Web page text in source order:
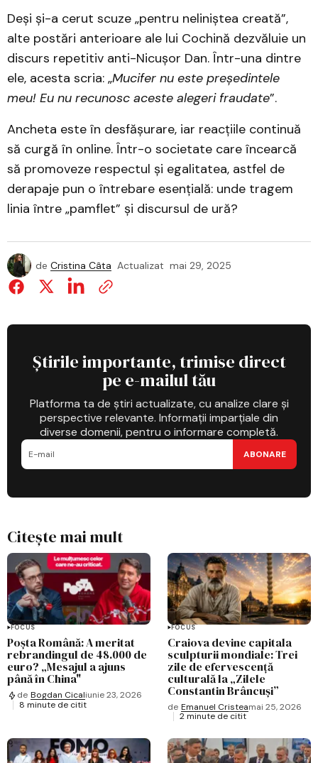
Deși și-a cerut scuze „pentru neliniștea creată”,
alte postări anterioare ale lui Cochină dezvăluie un
discurs repetitiv anti-Nicușor Dan. Într-una dintre
ele, acesta scria: „Mucifer nu este președintele
meu! Eu nu recunosc aceste alegeri fraudate”.
Ancheta este în desfășurare, iar reacțiile continuă
să curgă în online. Într-o societate care încearcă
să promoveze respectul și egalitatea, astfel de
derapaje pun o întrebare esențială: unde tragem
linia între „pamflet” și discursul de ură?
de Cristina Câta Actualizat mai 29, 2025
Știrile importante, trimise direct
pe e-mailul tău
Platforma ta de știri actualizate, cu analize clare și
perspective relevante. Informații imparțiale din
diverse domenii, pentru o informare completă.
ABONARE
Citește mai mult
FOCUS
Poșta Română: A meritat
rebrandingul de 48.000 de
euro? „Mesajul a ajuns
până în China"
de Bogdan Cicaliunie 23, 2026
8 minute de citit
FOCUS
Craiova devine capitala
sculpturii mondiale: Trei
zile de efervescență
culturală la „Zilele
Constantin Brâncuși”
de Emanuel Cristeamai 25, 2026
2 minute de citit